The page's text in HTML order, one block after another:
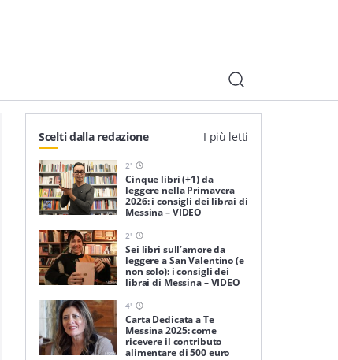
Scelti dalla redazione I più letti
2'
Cinque libri (+1) da
leggere nella Primavera
2026: i consigli dei librai di
Messina – VIDEO
2'
Sei libri sull’amore da
leggere a San Valentino (e
non solo): i consigli dei
librai di Messina – VIDEO
4'
Carta Dedicata a Te
Messina 2025: come
ricevere il contributo
alimentare di 500 euro